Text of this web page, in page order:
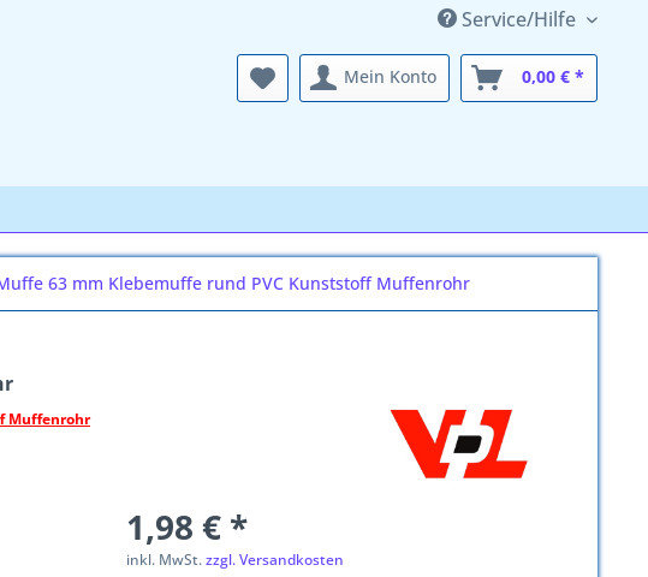
Service/Hilfe
Mein Konto 0,00 € *
63 mm Klebemuffe rund PVC Kunststoff Muffenrohr
Muffenrohr
1,98 € *
inkl. MwSt.zzgl. Versandkosten